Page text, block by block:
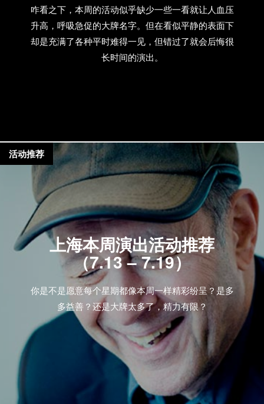
咋看之下，本周的活动似乎缺少一些一看就让人血压
升高，呼吸急促的大牌名字。但在看似平静的表面下
却是充满了各种平时难得一见，但错过了就会后悔很
长时间的演出。
上海本周演出活动推荐
（7.13 – 7.19）
你是不是愿意每个星期都像本周一样精彩纷呈？是多
多益善？还是大牌太多了，精力有限？
活动推荐